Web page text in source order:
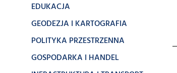
EDUKACJA
GEODEZJA I KARTOGRAFIA
POLITYKA PRZESTRZENNA
GOSPODARKA I HANDEL